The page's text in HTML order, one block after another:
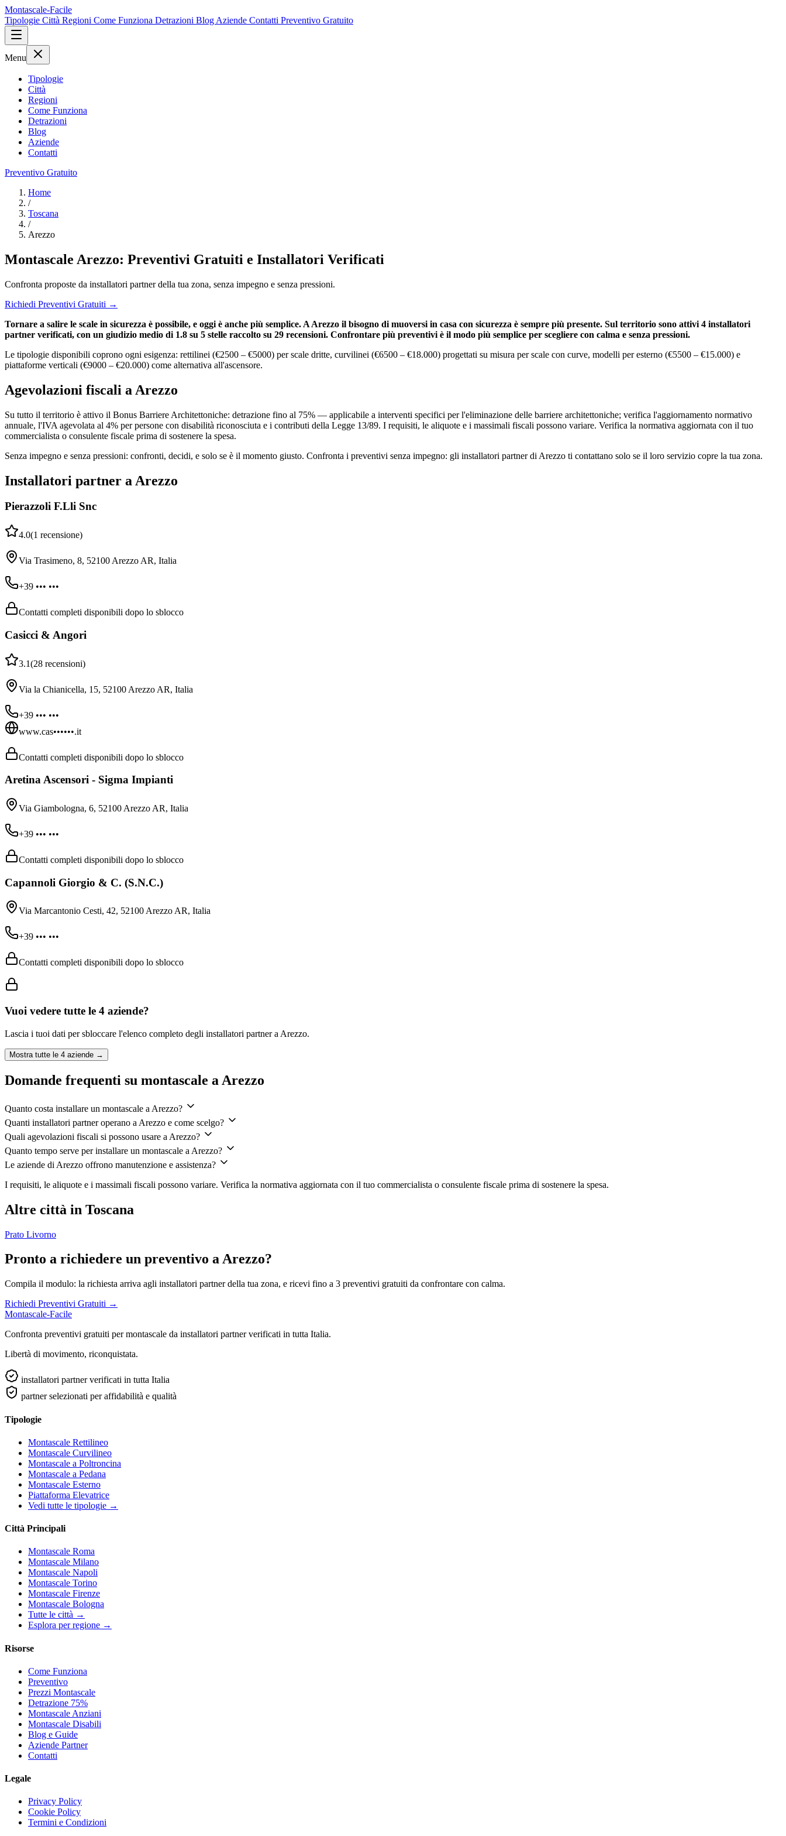
Montascale-Facile
Tipologie Città Regioni Come Funziona Detrazioni Blog Aziende Contatti Preventivo Gratuito
Menu
Tipologie
Città
Regioni
Come Funziona
Detrazioni
Blog
Aziende
Contatti
Preventivo Gratuito
Home
/
Toscana
/
Arezzo
Montascale Arezzo: Preventivi Gratuiti e Installatori Verificati
Confronta proposte da installatori partner della tua zona, senza impegno e senza pressioni.
Richiedi Preventivi Gratuiti →
Tornare a salire le scale in sicurezza è possibile, e oggi è anche più semplice. A Arezzo il bisogno di muoversi in casa con sicurezza è sempre più presente. Sul territorio sono attivi 4 installatori
partner verificati, con un giudizio medio di 1.8 su 5 stelle raccolto su 29 recensioni. Confrontare più preventivi è il modo più semplice per scegliere con calma e senza pressioni.
Le tipologie disponibili coprono ogni esigenza: rettilinei (€2500 – €5000) per scale dritte, curvilinei (€6500 – €18.000) progettati su misura per scale con curve, modelli per esterno (€5500 – €15.000) e
piattaforme verticali (€9000 – €20.000) come alternativa all'ascensore.
Agevolazioni fiscali a Arezzo
Su tutto il territorio è attivo il Bonus Barriere Architettoniche: detrazione fino al 75% — applicabile a interventi specifici per l'eliminazione delle barriere architettoniche; verifica l'aggiornamento normativo
annuale, l'IVA agevolata al 4% per persone con disabilità riconosciuta e i contributi della Legge 13/89. I requisiti, le aliquote e i massimali fiscali possono variare. Verifica la normativa aggiornata con il tuo
commercialista o consulente fiscale prima di sostenere la spesa.
Senza impegno e senza pressioni: confronti, decidi, e solo se è il momento giusto. Confronta i preventivi senza impegno: gli installatori partner di Arezzo ti contattano solo se il loro servizio copre la tua zona.
Installatori partner a Arezzo
Pierazzoli F.Lli Snc
4.0(1 recensione)
Via Trasimeno, 8, 52100 Arezzo AR, Italia
+39 ••• •••
Contatti completi disponibili dopo lo sblocco
Casicci & Angori
3.1(28 recensioni)
Via la Chianicella, 15, 52100 Arezzo AR, Italia
+39 ••• •••
www.cas••••••.it
Contatti completi disponibili dopo lo sblocco
Aretina Ascensori - Sigma Impianti
Via Giambologna, 6, 52100 Arezzo AR, Italia
+39 ••• •••
Contatti completi disponibili dopo lo sblocco
Capannoli Giorgio & C. (S.N.C.)
Via Marcantonio Cesti, 42, 52100 Arezzo AR, Italia
+39 ••• •••
Contatti completi disponibili dopo lo sblocco
Vuoi vedere tutte le 4 aziende?
Lascia i tuoi dati per sbloccare l'elenco completo degli installatori partner a Arezzo.
Mostra tutte le 4 aziende →
Domande frequenti su montascale a Arezzo
Quanto costa installare un montascale a Arezzo?
Quanti installatori partner operano a Arezzo e come scelgo?
Quali agevolazioni fiscali si possono usare a Arezzo?
Quanto tempo serve per installare un montascale a Arezzo?
Le aziende di Arezzo offrono manutenzione e assistenza?
I requisiti, le aliquote e i massimali fiscali possono variare. Verifica la normativa aggiornata con il tuo commercialista o consulente fiscale prima di sostenere la spesa.
Altre città in Toscana
Prato Livorno
Pronto a richiedere un preventivo a Arezzo?
Compila il modulo: la richiesta arriva agli installatori partner della tua zona, e ricevi fino a 3 preventivi gratuiti da confrontare con calma.
Richiedi Preventivi Gratuiti →
Montascale-Facile
Confronta preventivi gratuiti per montascale da installatori partner verificati in tutta Italia.
Libertà di movimento, riconquistata.
installatori partner verificati in tutta Italia
partner selezionati per affidabilità e qualità
Tipologie
Montascale Rettilineo
Montascale Curvilineo
Montascale a Poltroncina
Montascale a Pedana
Montascale Esterno
Piattaforma Elevatrice
Vedi tutte le tipologie →
Città Principali
Montascale Roma
Montascale Milano
Montascale Napoli
Montascale Torino
Montascale Firenze
Montascale Bologna
Tutte le città →
Esplora per regione →
Risorse
Come Funziona
Preventivo
Prezzi Montascale
Detrazione 75%
Montascale Anziani
Montascale Disabili
Blog e Guide
Aziende Partner
Contatti
Legale
Privacy Policy
Cookie Policy
Termini e Condizioni